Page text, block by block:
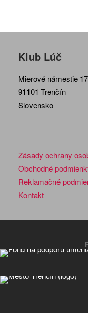
Klub Lúč
Mierové námestie 17
91101 Trenčín
Slovensko
Zásady ochrany
Obchodné
Reklamačné
Kontakt